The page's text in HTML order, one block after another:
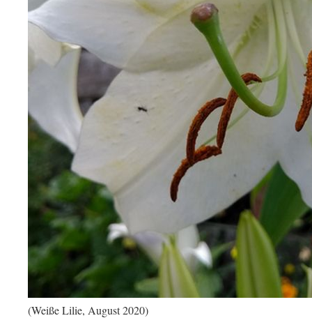
(Weiße Lilie, August 2020)